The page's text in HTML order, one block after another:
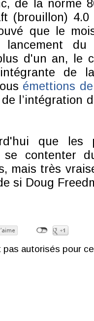
de la norme
(brouillon) 4.0
que le
du
d'un an, le
de
émettions
l’intégration
que les
contenter
mais très
si Doug
autorisés pour